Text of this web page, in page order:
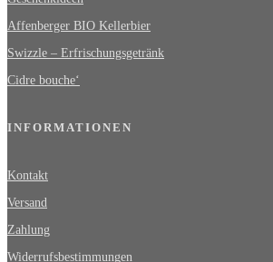
Affenberger BIO Kellerbier
Swizzle – Erfrischungsgetränk
Cidre bouche‘
INFORMATIONEN
Kontakt
Versand
Zahlung
Widerrufsbestimmungen